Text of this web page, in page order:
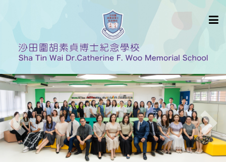
Previous Next